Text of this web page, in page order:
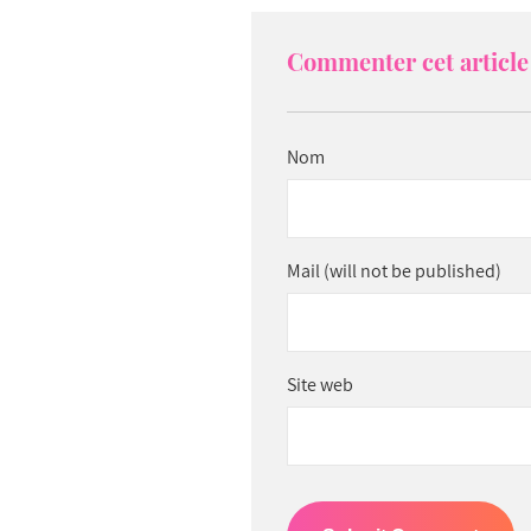
Commenter cet
Nom
Mail (will not be published)
Site web